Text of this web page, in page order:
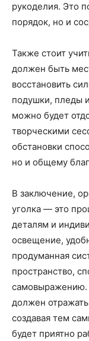
рукоделия. Это
порядок, но и
Также стоит
должен быть
восстановить
подушки, пледы
можно будет
творческими
обстановки
но и общему
В заключение,
уголка — это
деталям и
освещение,
продуманная
пространство,
самовыражению.
должен
создавая тем
будет приятно